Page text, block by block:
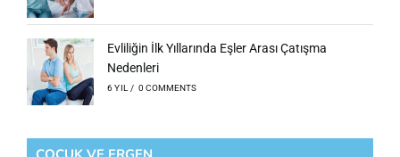
Evliliğin İlk Yıllarında Eşler Arası Çatışma
Nedenleri
6 YIL / 0 COMMENTS